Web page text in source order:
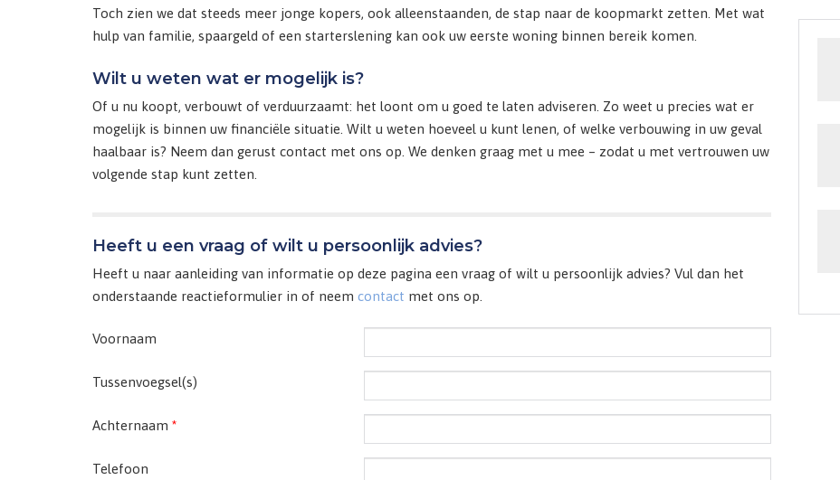
Toch zien we dat steeds meer jonge kopers, ook alleenstaanden, de stap naar de koopmarkt zetten. Met wat
hulp van familie, spaargeld of een starterslening kan ook uw eerste woning binnen bereik komen.
Wilt u weten wat er mogelijk is?
Of u nu koopt, verbouwt of verduurzaamt: het loont om u goed te laten adviseren. Zo weet u precies wat er
mogelijk is binnen uw financiële situatie. Wilt u weten hoeveel u kunt lenen, of welke verbouwing in uw geval
haalbaar is? Neem dan gerust contact met ons op. We denken graag met u mee – zodat u met vertrouwen uw
volgende stap kunt zetten.
Heeft u een vraag of wilt u persoonlijk advies?
Heeft u naar aanleiding van informatie op deze pagina een vraag of wilt u persoonlijk advies? Vul dan het
onderstaande reactieformulier in of neem contact met ons op.
Voornaam
Tussenvoegsel(s)
Achternaam *
Telefoon